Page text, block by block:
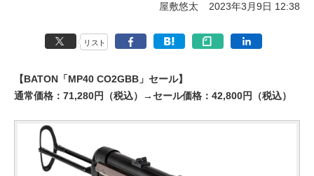
屋敷悠太 2023年3月9日 12:38
リスト
【BATON「MP40 CO2GBB」セール】
通常価格：71,280円（税込）→セール価格：42,800円（税込）